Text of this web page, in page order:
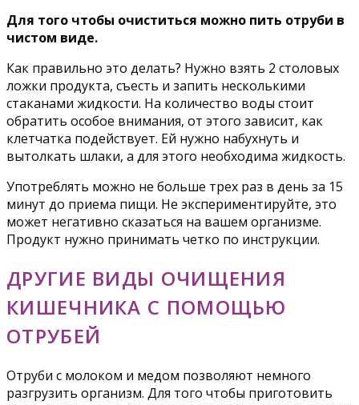
Для того чтобы очиститься можно пить отруби в
чистом виде.
Как правильно это делать? Нужно взять 2 столовых
ложки продукта, съесть и запить несколькими
стаканами жидкости. На количество воды стоит
обратить особое внимания, от этого зависит, как
клетчатка подействует. Ей нужно набухнуть и
вытолкать шлаки, а для этого необходима жидкость.
Употреблять можно не больше трех раз в день за 15
минут до приема пищи. Не экспериментируйте, это
может негативно сказаться на вашем организме.
Продукт нужно принимать четко по инструкции.
ДРУГИЕ ВИДЫ ОЧИЩЕНИЯ
КИШЕЧНИКА С ПОМОЩЬЮ
ОТРУБЕЙ
Отруби с молоком и медом позволяют немного
разгрузить организм. Для того чтобы приготовить